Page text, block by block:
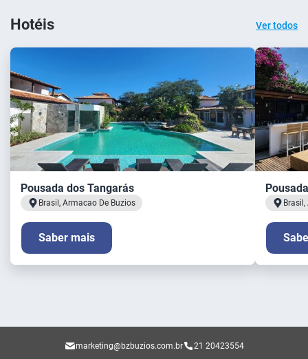
Hotéis Ver todos
Pousada dos Tangarás
Brasil, Armacao De Buzios
Saber mais
marketing@bzbuzios.com.br 21 20423554